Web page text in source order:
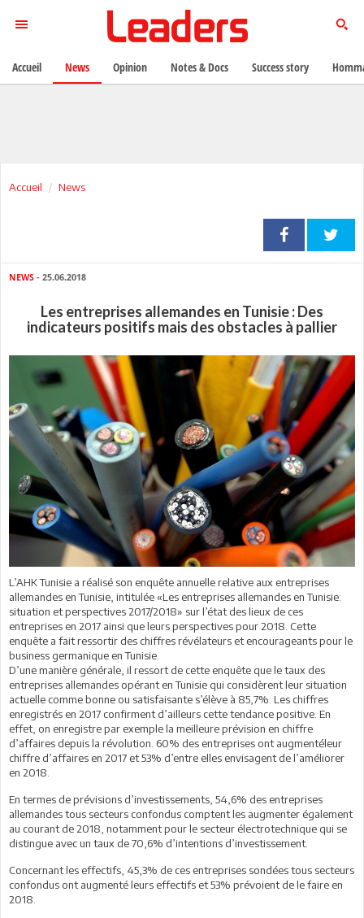
Accueil News
NEWS - 25.06.2018
Les entreprises allemandes en Tunisie : Des
indicateurs positifs mais des obstacles à pallier
L’AHK Tunisie a réalisé son enquête annuelle relative aux entreprises
allemandes en Tunisie, intitulée «Les entreprises allemandes en Tunisie:
situation et perspectives 2017/2018» sur l’état des lieux de ces
entreprises en 2017 ainsi que leurs perspectives pour 2018. Cette
enquête a fait ressortir des chiffres révélateurs et encourageants pour le
business germanique en Tunisie.
D’une manière générale, il ressort de cette enquête que le taux des
entreprises allemandes opérant en Tunisie qui considèrent leur situation
actuelle comme bonne ou satisfaisante s’élève à 85,7%. Les chiffres
enregistrés en 2017 confirment d’ailleurs cette tendance positive. En
effet, on enregistre par exemple la meilleure prévision en chiffre
d’affaires depuis la révolution. 60% des entreprises ont augmentéleur
chiffre d’affaires en 2017 et 53% d’entre elles envisagent de l’améliorer
en 2018.
En termes de prévisions d’investissements, 54,6% des entreprises
allemandes tous secteurs confondus comptent les augmenter également
au courant de 2018, notamment pour le secteur électrotechnique qui se
distingue avec un taux de 70,6% d’intentions d’investissement.
Concernant les effectifs, 45,3% de ces entreprises sondées tous secteurs
confondus ont augmenté leurs effectifs et 53% prévoient de le faire en
2018.
Accueil News Opinion Notes & Docs Success story